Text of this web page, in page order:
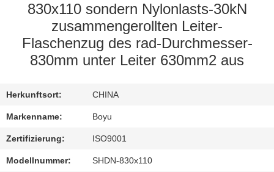
QUALITÄTSKONTROLLE
TRETEN
MIT
UNS
IN
VERBINDUNG
830x110 sondern Nylonlasts-30kN
zusammengerollten Leiter-
Flaschenzug des rad-Durchmesser-
830mm unter Leiter 630mm2 aus
Herkunftsort: CHINA
Markenname: Boyu
Zertifizierung: ISO9001
Modellnummer: SHDN-830x110